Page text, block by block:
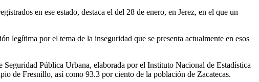
en ese estado, destaca el del 28 de enero, en Jerez, en el que un
legítima por el tema de la inseguridad que se presenta actualmente en esos
Pública Urbana, elaborada por el Instituto Nacional de Estadística
de Fresnillo, así como 93.3 por ciento de la población de Zacatecas.